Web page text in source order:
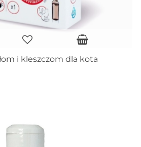
i kleszczom dla kota